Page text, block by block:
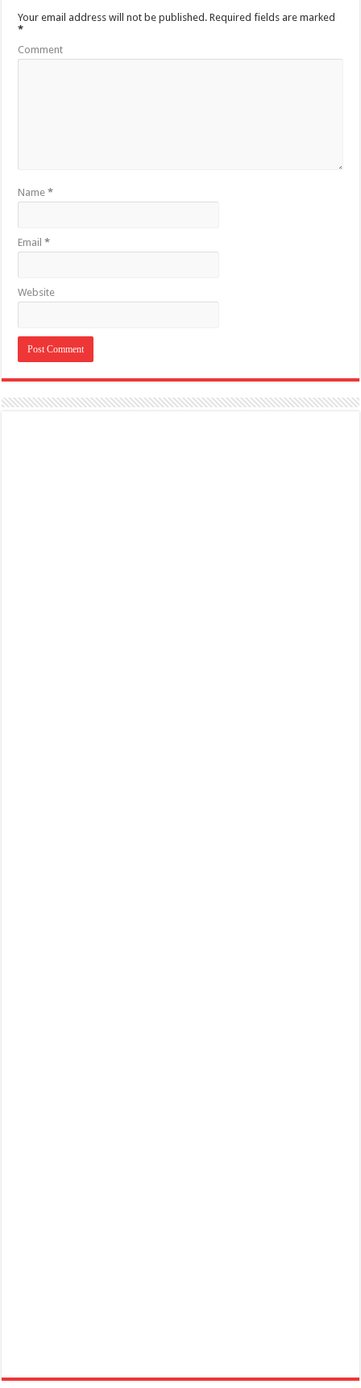
Your email address will not be published. Required fields are marked
*
Comment
Name*
Email*
Website